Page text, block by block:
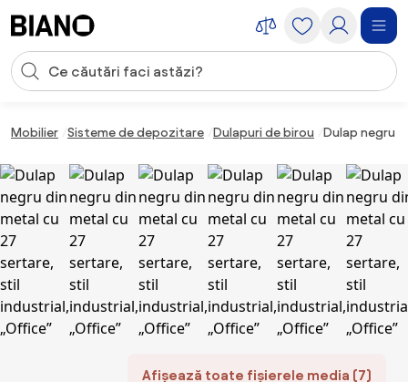
Introducerea căutării
Mobilier Sisteme de depozitare Dulapuri de birou Dulap negru
Afișează toate fișierele media (7)